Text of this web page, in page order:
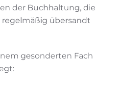
der Buchhaltung, die
übersandt
gesonderten Fach